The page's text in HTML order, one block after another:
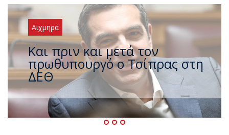
Αιχμηρά
Έρχεται νέο ισχυρό κύμα
ζέστης με 40 βαθμούς Κελσίου
– Ο καιρός έως τον
Δεκαπενταύγουστο